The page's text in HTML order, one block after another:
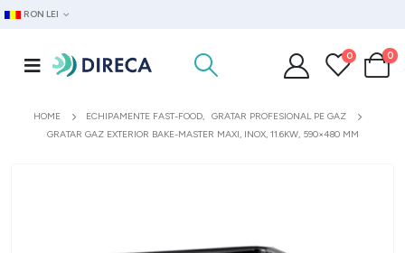
RON LEI
0 0
HOME ECHIPAMENTE FAST-FOOD,
GRATAR PROFESIONAL PE GAZ
GRATAR GAZ EXTERIOR BAKE-MASTER MAXI, INOX, 11.6KW, 590×480 MM